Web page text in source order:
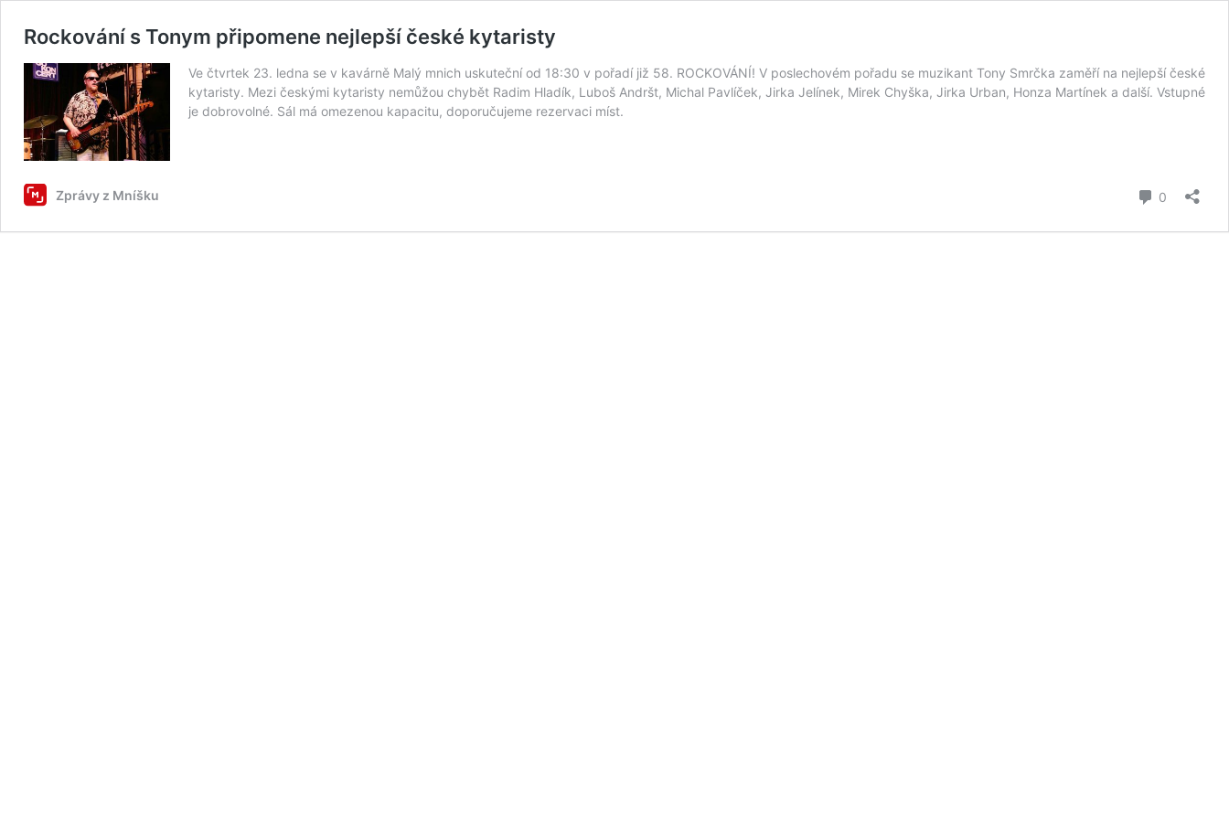
Rockování s Tonym připomene nejlepší české kytaristy
Ve čtvrtek 23. ledna se v kavárně Malý mnich uskuteční od 18:30 v pořadí již 58. ROCKOVÁNÍ! V poslechovém pořadu se muzikant Tony Smrčka zaměří na nejlepší české
kytaristy. Mezi českými kytaristy nemůžou chybět Radim Hladík, Luboš Andršt, Michal Pavlíček, Jirka Jelínek, Mirek Chyška, Jirka Urban, Honza Martínek a další. Vstupné
je dobrovolné. Sál má omezenou kapacitu, doporučujeme rezervaci míst.
Zprávy z Mníšku 0 komentářů